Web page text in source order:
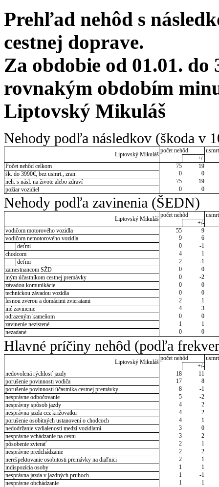
Prehľad nehôd s
cestnej doprave.
Za obdobie od 01.01. do
rovnakým obdobím
Liptovský Mikuláš
Nehody podľa následkov (škoda v
Liptovský Mikuláš
počet nehôd
+/-
Počet nehôd celkom
75
19
šk. do 3990€, bez usmrt., zran.
0
0
neh. s násl. na živote alebo zdraví
75
19
požiar vozidiel
0 0
Nehody podľa zavinenia (ŠEDN)
Liptovský Mikuláš
počet nehôd
+/-
vodičom motorového vozidla
55
9
vodičom nemotorového vozidla
9
6
deťmi
0
-1
chodcom
4
1
deťmi
2
-1
zamestnancom SŽD
0
0
iným účastníkom cestnej premávky
0
-2
závadou komunikácie
0
0
technickou závadou vozidla
0
0
lesnou zverou a domácimi zvieratami
2
1
iné zavinenie
4
3
odrazeným kameňom
0
0
zavinenie nezistené
1
1
nezadané
0 0
Hlavné príčiny nehôd (podľa
Liptovský Mikuláš
počet nehôd
+/-
nedovolená rýchlosť jazdy
18
11
porušenie povinnosti vodiča
17
8
porušenie povinnosti účastníka cestnej premávky
8
-1
nesprávne odbočovanie
5
-2
nesprávny spôsob jazdy
4
2
nesprávna jazda cez križovatku
4
-2
porušenie osobitných ustanovení o chodcoch
4
1
nedodržanie vzdialenosti medzi vozidlami
3
0
nesprávne vchádzanie na cestu
3
2
pôsobenie zvierať
2
1
nesprávne predchádzanie
2
2
nerešpektovanie osobitosti premávky na diaľnici
2
1
indispozícia osoby
1
1
nesprávna jazda v jazdných pruhoch
1
-1
nesprávne obchádzanie
1 1